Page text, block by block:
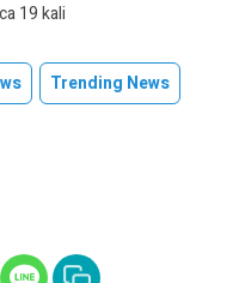
19 kali
Trending News